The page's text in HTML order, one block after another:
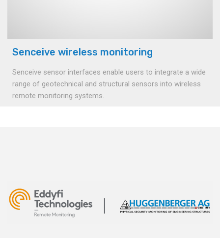
Senceive wireless monitoring
Senceive sensor interfaces enable users to integrate a wide
range of geotechnical and structural sensors into wireless
remote monitoring systems.